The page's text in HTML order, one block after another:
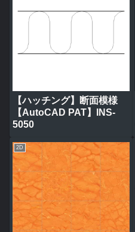
【ハッチング】断面模様
【AutoCAD PAT】INS-
5050
2D